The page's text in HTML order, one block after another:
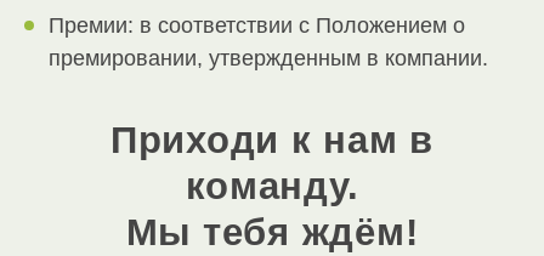
Премии: в соответствии с Положением о
премировании, утвержденным в компании.
Приходи к нам в
команду.
Мы тебя ждём!